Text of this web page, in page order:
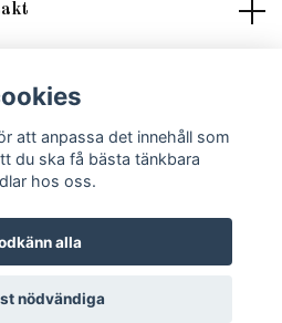
Fröken Fröjd
att anpassa det innehåll som
du ska få bästa tänkbara
hos oss.
alla
nödvändiga